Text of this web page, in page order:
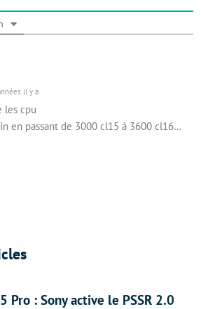
il y a
les cpu
en passant de 3000 cl15 à 3600 cl16…
Pro : Sony active le PSSR 2.0